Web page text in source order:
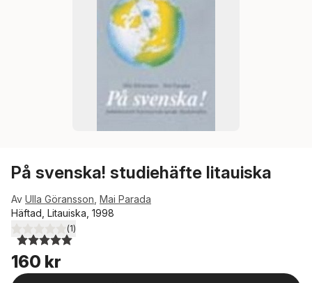
På svenska! studiehäfte litauiska
Av Ulla Göransson Mai Parada
Häftad, Litauiska, 1998
5,0utav 5 stjärnor. Totalt antal röster:
(1)
160 kr